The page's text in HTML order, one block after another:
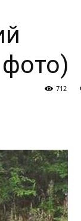
фото)
712